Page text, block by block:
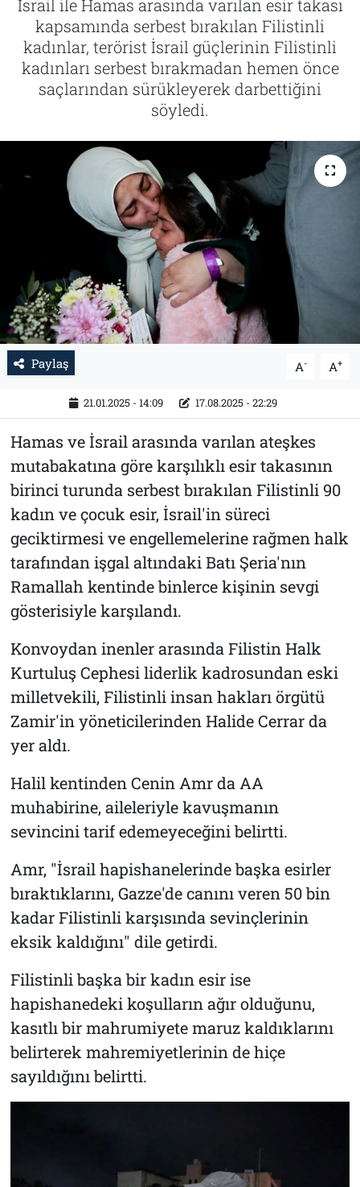
İsrail ile Hamas arasında varılan esir takası
kapsamında serbest bırakılan Filistinli
kadınlar, terörist İsrail güçlerinin Filistinli
kadınları serbest bırakmadan hemen önce
saçlarından sürükleyerek darbettiğini
söyledi.
Paylaş A- A+
21.01.2025 - 14:09 17.08.2025 - 22:29
Hamas ve İsrail arasında varılan ateşkes
mutabakatına göre karşılıklı esir takasının
birinci turunda serbest bırakılan Filistinli 90
kadın ve çocuk esir, İsrail'in süreci
geciktirmesi ve engellemelerine rağmen halk
tarafından işgal altındaki Batı Şeria'nın
Ramallah kentinde binlerce kişinin sevgi
gösterisiyle karşılandı.
Konvoydan inenler arasında Filistin Halk
Kurtuluş Cephesi liderlik kadrosundan eski
milletvekili, Filistinli insan hakları örgütü
Zamir'in yöneticilerinden Halide Cerrar da
yer aldı.
Halil kentinden Cenin Amr da AA
muhabirine, aileleriyle kavuşmanın
sevincini tarif edemeyeceğini belirtti.
Amr, "İsrail hapishanelerinde başka esirler
bıraktıklarını, Gazze'de canını veren 50 bin
kadar Filistinli karşısında sevinçlerinin
eksik kaldığını" dile getirdi.
Filistinli başka bir kadın esir ise
hapishanedeki koşulların ağır olduğunu,
kasıtlı bir mahrumiyete maruz kaldıklarını
belirterek mahremiyetlerinin de hiçe
sayıldığını belirtti.
Tarih
İletişim
Künye